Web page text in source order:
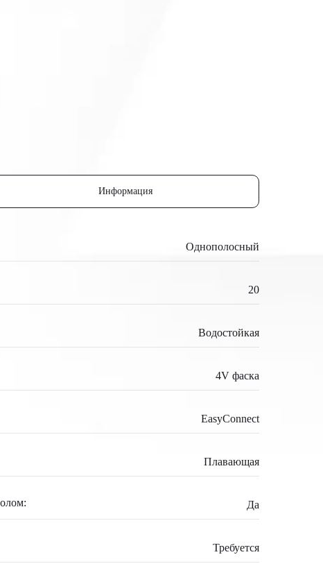
Информация
Однополосный
20
Водостойкая
4V фаска
EasyConnect
Плавающая
Да
Требуется